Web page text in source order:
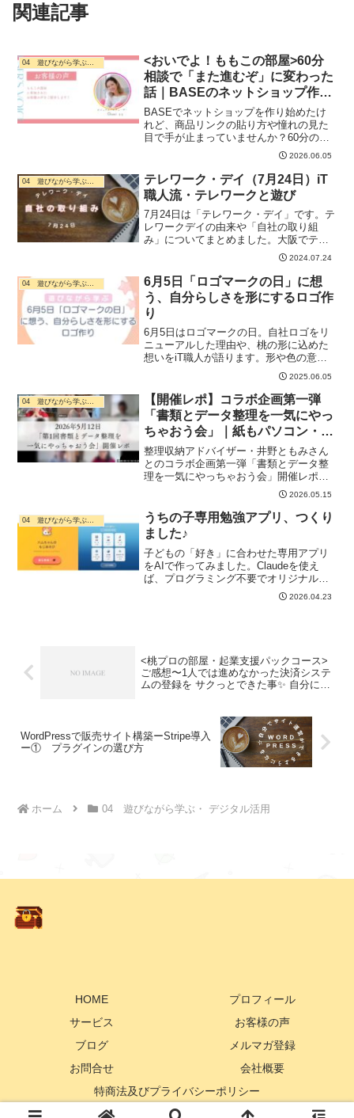
関連記事
04 遊びながら学ぶ・ デジタル活用
<おいでよ！ももこの部屋>60分
相談で「また進むぞ」に変わった
話｜BASEのネットショップ作り
で手が止まったら
BASEでネットショップを作り始めたけ
れど、商品リンクの貼り方や憧れの見た
目で手が止まっていませんか？60分の個
別相談「おいでよ！ももこの部屋」で、
どこで止まっていたかを一緒に見つけ、
また前に進み出したChamiさんのお話で
す。デジタルが苦手でも大丈夫。
2026.06.05
テレワーク・デイ（7月24日）iT
職人流・テレワークと遊び
7月24日は「テレワーク・デイ」です。テ
レワークデイの由来や「自社の取り組
み」についてまとめました。大阪でテレ
ワークする筆者デジタル化が進み、テレ
ワークが普及する中で、働き方や生活ス
タイルは変化し続けている。年に2~3回、
幼児２人いながらも...
2024.07.24
04 遊びながら学ぶ・ デジタル活用
6月5日「ロゴマークの日」に想
う、自分らしさを形にするロゴ作
り
6月5日はロゴマークの日。自社ロゴをリ
ニューアルした理由や、桃の形に込めた
想いをiT職人が語ります。形や色の意味
を知ることで、あなたのロゴ作りにもヒ
2025.06.05
04 遊びながら学ぶ・ デジタル活用
【開催レポ】コラボ企画第一弾
「書類とデータ整理を一気にやっ
ちゃおう会」｜紙もパソコン・ス
マホもまとめてスッキリ！
整理収納アドバイザー・井野ともみさん
とのコラボ企画第一弾「書類とデータ整
理を一気にやっちゃおう会」開催レポ。
デスクトップは作業台、スマホは容量チ
ェック。当日のポイントをまとめまし
た。
2026.05.15
うちの子専用勉強アプリ、つくり
ました♪
子どもの「好き」に合わせた専用アプリ
をAIで作ってみました。Claudeを使え
ば、プログラミング不要でオリジナル学
習アプリが作れます。実例（サカナ好
き・ハムスター好き）と作り方も紹介。
2026.04.23
<桃プロの部屋・起業支援パックコース>
ご感想〜1人では進めなかった決済システ
ムの登録を サクっとできた事✨ 自分には
WordPressで販売サイト構築ーStripe導入
ー① プラグインの選び方
ホーム 04 遊びながら学ぶ・ デジタル活用
HOME
プロフィール
サービス
お客様の声
ブログ
メルマガ登録
お問合せ
会社概要
特商法及びプライバシーポリシー